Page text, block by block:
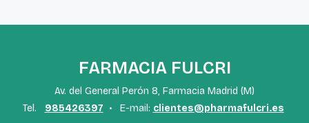
FARMACIA FULCRI
Av. del General Perón 8, Farmacia Madrid (M)
Tel. 985426397 • E-mail: clientes@pharmafulcri.es